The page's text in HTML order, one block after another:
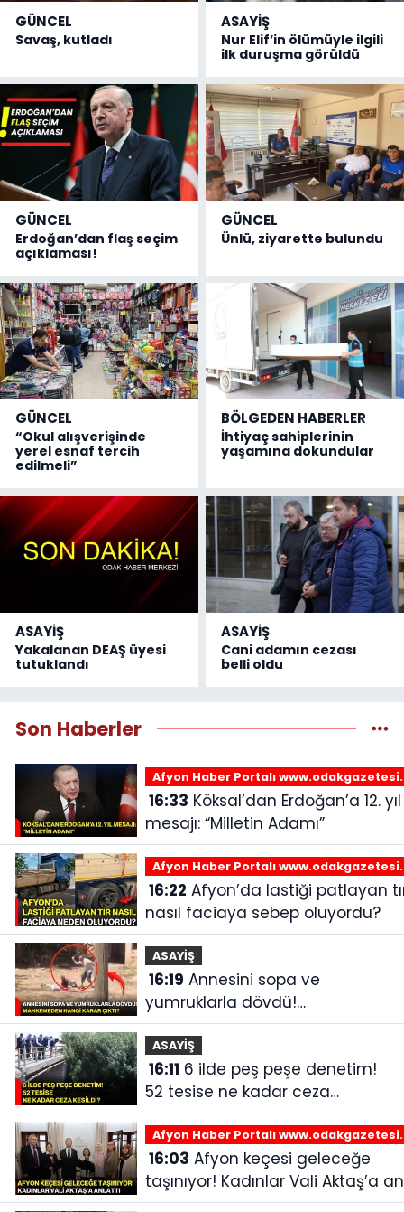
GÜNCEL
Savaş, kutladı
ASAYİŞ
Nur Elif’in ölümüyle ilgili
ilk duruşma görüldü
GÜNCEL
Erdoğan’dan flaş seçim
açıklaması!
GÜNCEL
Ünlü, ziyarette bulundu
GÜNCEL
“Okul alışverişinde
yerel esnaf tercih
edilmeli”
BÖLGEDEN HABERLER
İhtiyaç sahiplerinin
yaşamına dokundular
ASAYİŞ
Yakalanan DEAŞ üyesi
tutuklandı
ASAYİŞ
Cani adamın cezası
belli oldu
Son Haberler
Afyon Haber Portalı
16:33
mesajı: “Milletin Adamı”
Afyon Haber Portalı
16:22
nasıl faciaya sebep oluyordu?
ASAYİŞ
16:19
yumruklarla dövdü!
Mahkemeden hangi karar
çıktı?
ASAYİŞ
16:11
52 tesise ne kadar ceza
kesildi?
Afyon Haber Portalı
16:03
taşınıyor! Kadınlar Vali Aktaş’a